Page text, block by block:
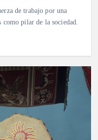
de trabajo por una
pilar de la sociedad.